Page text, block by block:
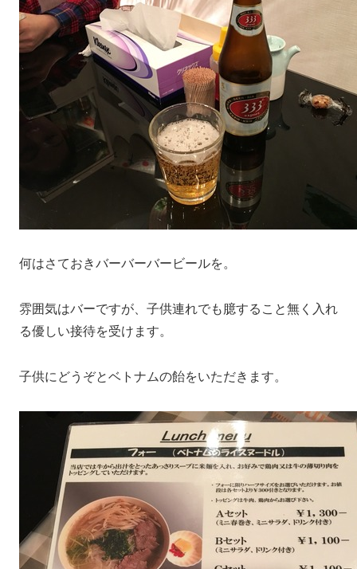
何はさておきバーバーバービールを。
雰囲気はバーですが、子供連れでも臆すること無く入れ
る優しい接待を受けます。
子供にどうぞとベトナムの飴をいただきます。